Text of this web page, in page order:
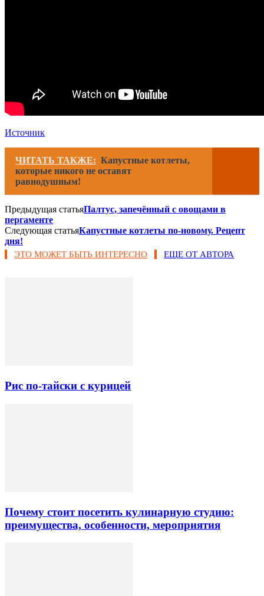
Источник
ЧИТАТЬ ТАКЖЕ: Капустные котлеты,
которые никого не оставят
равнодушным!
Предыдущая статьяПалтус, запечённый с овощами в
пергаменте
Следующая статьяКапустные котлеты по-новому. Рецепт
дня!
ЭТО МОЖЕТ БЫТЬ ИНТЕРЕСНО ЕЩЕ ОТ АВТОРА
Рис по-тайски с курицей
Почему стоит посетить кулинарную студию:
преимущества, особенности, мероприятия